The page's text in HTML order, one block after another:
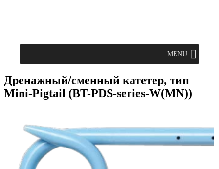
MENU
Дренажный/сменный катетер, тип
Mini-Pigtail (BT-PDS-series-W(MN))